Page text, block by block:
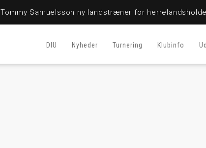
Tommy Samuelsson ny landstræner for
DIU Nyheder Turnering Klubinfo